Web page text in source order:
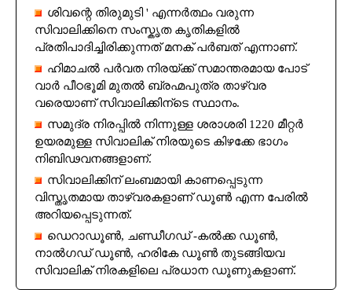
ശിവന്റെ തിരുമുടി ' എന്നർത്ഥം വരുന്ന
സിവാലിക്കിനെ സംസ്കൃത കൃതികളിൽ
പ്രതിപാദിച്ചിരിക്കുന്നത് മനക് പർബത് എന്നാണ്.
ഹിമാചൽ പർവത നിരയ്ക്ക് സമാന്തരമായ പോട്
വാർ പീഠഭൂമി മുതൽ ബ്രഹ്മപുത്ര താഴ്വര
വരെയാണ് സിവാലിക്കിന്ടെ സ്ഥാനം.
സമുദ്ര നിരപ്പിൽ നിന്നുള്ള ശരാശരി 1220 മീറ്റർ
ഉയരമുള്ള സിവാലിക് നിരയുടെ കിഴക്കേ ഭാഗം
നിബിഢവനങ്ങളാണ്.
സിവാലിക്കിന് ലംബമായി കാണപ്പെടുന്ന
വിസ്തൃതമായ താഴ്വരകളാണ് ഡൂൺ എന്ന പേരിൽ
അറിയപ്പെടുന്നത്.
ഡെറാഡൂൺ, ചണ്ഡീഗഡ് -കൽക്ക ഡൂൺ,
നാൽഗഡ് ഡൂൺ, ഹരികേ ഡൂൺ തുടങ്ങിയവ
സിവാലിക് നിരകളിലെ പ്രധാന ഡൂണുകളാണ്.